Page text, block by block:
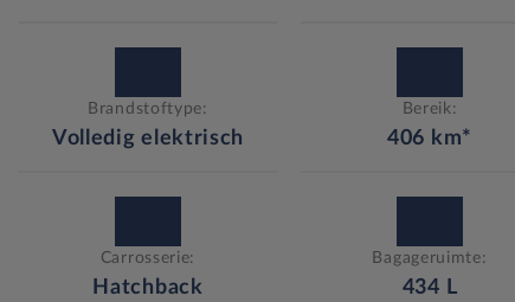
Brandstoftype:
Volledig elektrisch
Bereik:
406 km*
Carrosserie:
Hatchback
Bagageruimte:
434 L